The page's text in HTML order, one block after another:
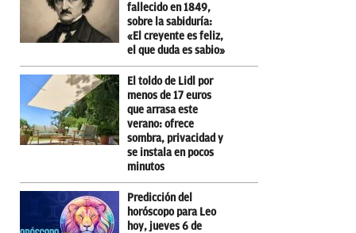
fallecido en 1849,
sobre la sabiduría:
«El creyente es feliz,
el que duda es sabio»
El toldo de Lidl por
menos de 17 euros
que arrasa este
verano: ofrece
sombra, privacidad y
se instala en pocos
minutos
Predicción del
horóscopo para Leo
hoy, jueves 6 de